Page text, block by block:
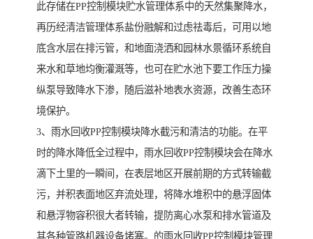
此存储在PP控制模块贮水管理体系中的天然集聚降水，
再历经清洁管理体系盐份融解和过虑祛毒后，可用以地
底含水层在排污管，和地面浇洒和园林水景循环系统自
来水和草地均衡灌溉等，也可在贮水池下要工作压力操
纵泵导致降水下渗，随后滋补地表水资源，改善生态环
境保护。
3、雨水回收PP控制模块降水截污和清洁的功能。在平
时的降水降低全过程中，雨水回收PP控制模块会在降水
滴下土里的一瞬间，在表层地区开展前期的方式转输截
污，并积表面地区弃流处理，将降水堆积中的悬浮固体
和悬浮物容积很大者转输，提防离心水泵和排水管道及
其各种管路机器设备堵塞。的雨水回收PP控制模块管理